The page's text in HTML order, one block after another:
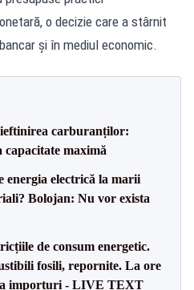
o decizie care a stârnit
și în mediul economic.
carburanților:
maximă
energia electrică la marii
Bolojan: Nu vor exista
de consum energetic.
fosili, repornite. La ore
importuri - LIVE TEXT